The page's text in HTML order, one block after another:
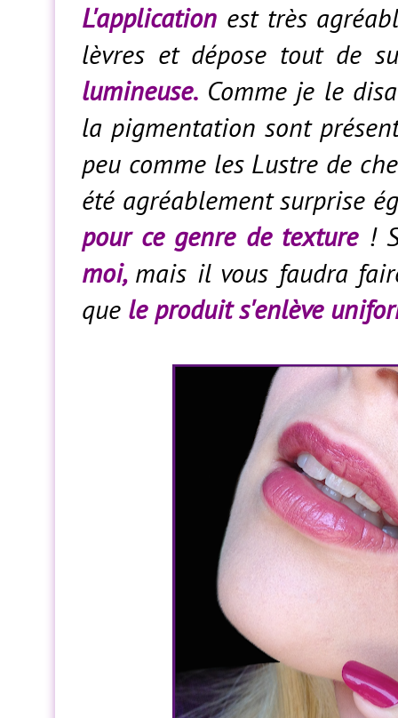
L'application est très
lèvres et dépose tout de
lumineuse. Comme je le
la pigmentation sont
peu comme les Lustre de
été agréablement surprise
pour ce genre de texture!
moi, mais il vous faudra
que le produit s'enlève